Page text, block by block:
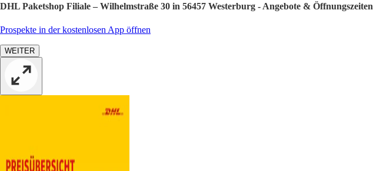
DHL Paketshop Filiale – Wilhelmstraße 30 in 56457 Westerburg - Angebote & Öffnungszeiten
Prospekte in der kostenlosen App öffnen
WEITER